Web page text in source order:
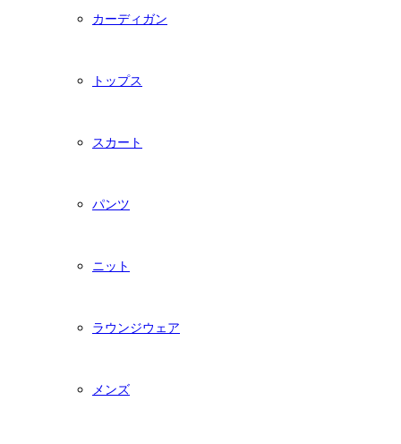
カーディガン
トップス
スカート
パンツ
ニット
ラウンジウェア
メンズ